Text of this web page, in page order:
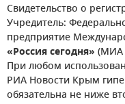
Свидетельство о
Учредитель:
предприятие
«Россия сегодня» (МИА
При любом
РИА Новости Крым
обязательна не ниже